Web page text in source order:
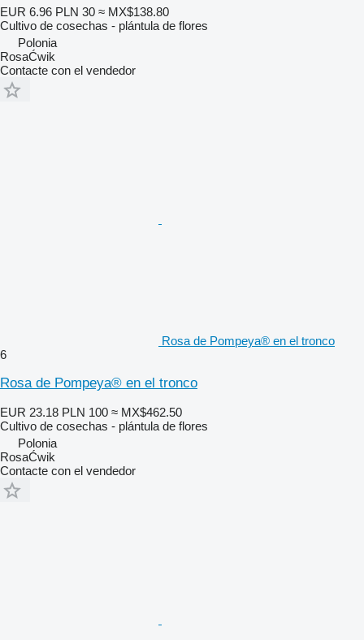
EUR 6.96 PLN 30 ≈ MX$138.80
Cultivo de cosechas - plántula de flores
Polonia
RosaĆwik
Contacte con el vendedor
Rosa de Pompeya® en el tronco
6
Rosa de Pompeya® en el tronco
EUR 23.18 PLN 100 ≈ MX$462.50
Cultivo de cosechas - plántula de flores
Polonia
RosaĆwik
Contacte con el vendedor